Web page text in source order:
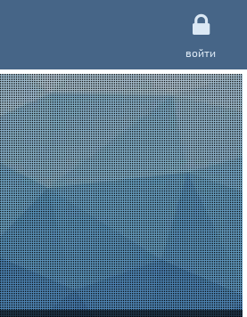
войти